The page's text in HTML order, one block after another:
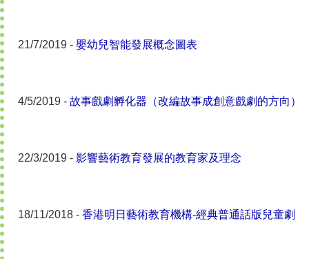
21/7/2019 - 嬰幼兒智能發展概念圖表
4/5/2019 - 故事戲劇孵化器（改編故事成創意戲劇的方向）
22/3/2019 - 影響藝術教育發展的教育家及理念
18/11/2018 - 香港明日藝術教育機構-經典普通話版兒童劇